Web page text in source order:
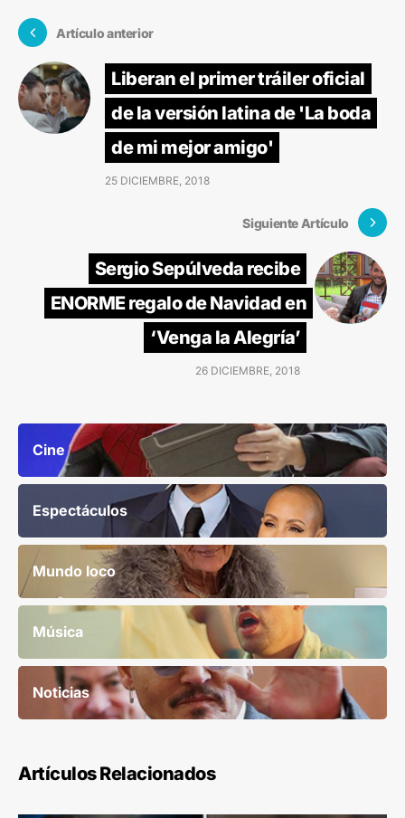
Artículo anterior
Liberan el primer tráiler oficial
de la versión latina de 'La boda
de mi mejor amigo'
25 DICIEMBRE, 2018
Siguiente Artículo
Sergio Sepúlveda recibe
ENORME regalo de Navidad en
‘Venga la Alegría’
26 DICIEMBRE, 2018
Cine
Espectáculos
Mundo loco
Música
Noticias
Artículos Relacionados